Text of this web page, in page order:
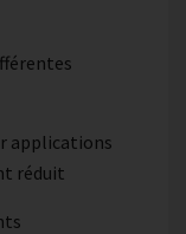
applications
réduit